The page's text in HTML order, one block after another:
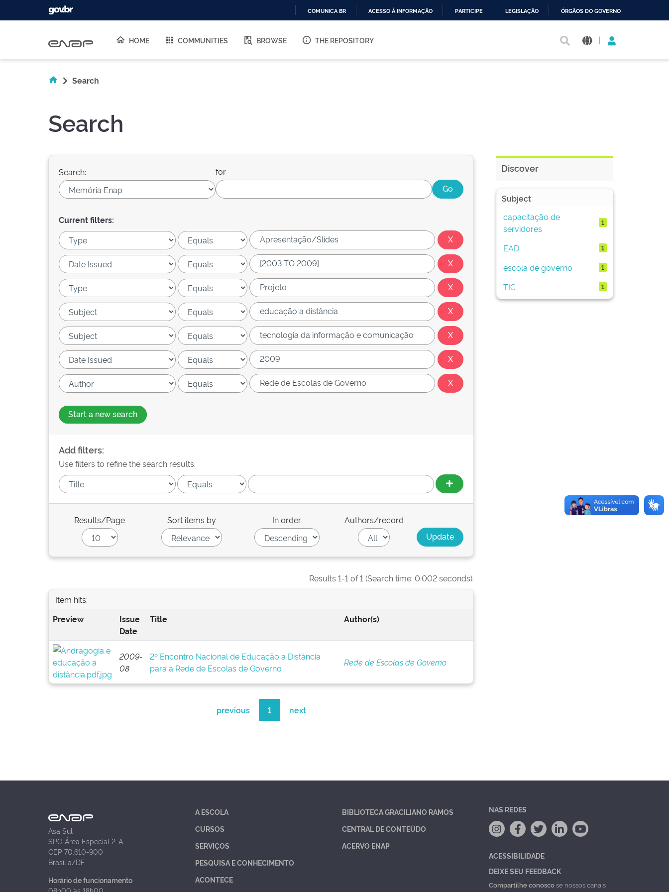
O
COMUNICA BR ACESSO À INFORMAÇÃO PARTICIPE LEGISLAÇÃO ÓRGÃOS DO GOVERNO
HOME COMMUNITIES BROWSE THE REPOSITORY |
Search
Search
Search: for
Current filters:
Start a new search
Add filters:
Use filters to refine the search results.
Results/Page Sort items by In order Authors/record
Results 1-1 of 1 (Search time: 0.002 seconds).
Item hits:
Preview
Issue
Date
Title Author(s)
2009-
08
2º Encontro Nacional de Educação a Distância
para a Rede de Escolas de Governo
Rede de Escolas de Governo
previous 1 next
Discover
Subject
capacitação de
servidores
1
EAD 1
escola de governo 1
TIC 1
Asa Sul
SPO Área Especial 2-A
CEP 70.610-900
Brasília/DF
Horário de funcionamento
A ESCOLA
CURSOS
SERVIÇOS
PESQUISA E CONHECIMENTO
ACONTECE
BIBLIOTECA GRACILIANO RAMOS
CENTRAL DE CONTEÚDO
ACERVO ENAP
NAS REDES
ACESSIBILIDADE
DEIXE SEU FEEDBACK
Compartilhe conoscose nossos canais